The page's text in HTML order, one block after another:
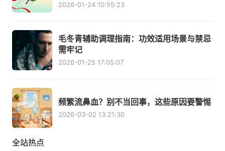
2026-01-24 10:55:23
毛冬青辅助调理指南：功效适用场景与禁忌
需牢记
2026-01-25 17:05:07
频繁流鼻血？别不当回事，这些原因要警惕
2026-03-02 13:21:30
全站热点